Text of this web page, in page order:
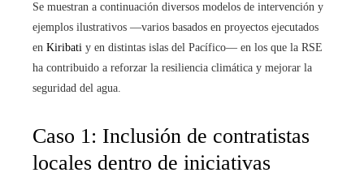
Se muestran a continuación diversos modelos de intervención y
ejemplos ilustrativos —varios basados en proyectos ejecutados
en Kiribati y en distintas islas del Pacífico— en los que la RSE
ha contribuido a reforzar la resiliencia climática y mejorar la
seguridad del agua.
Caso 1: Inclusión de contratistas
locales dentro de iniciativas